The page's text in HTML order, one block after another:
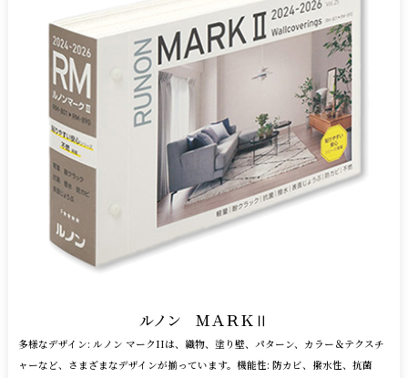
ルノン ＭＡＲＫⅡ
多様なデザイン: ルノン マークIIは、織物、塗り壁、パターン、カラー＆テクスチ
ャーなど、さまざまなデザインが揃っています。 機能性: 防カビ、撥水性、抗菌